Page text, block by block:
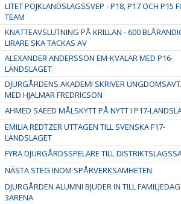
LITET POJKLANDSLAGSSVEP - P18, P17 OCH P15
TEAM
KNATTEAVSLUTNING PÅ KRILLAN - 600
LIRARE SKA TACKAS AV
ALEXANDER ANDERSSON EM-KVALAR MED P16-
LANDSLAGET
DJURGÅRDENS AKADEMI SKRIVER
MED HJALMAR FREDRICSON
AHMED SAEED MÅLSKYTT PÅ NYTT I P17-
EMILIA REDTZER UTTAGEN TILL SVENSKA F17-
LANDSLAGET
FYRA DJURGÅRDSSPELARE TILL
NÄSTA STEG INOM SPÅRVERKSAMHETEN
DJURGÅRDEN ALUMNI BJUDER IN TILL
3ARENA